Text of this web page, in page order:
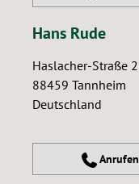
Hans Rude
Haslacher-Straße 2
88459 Tannheim
Deutschland
Anrufen